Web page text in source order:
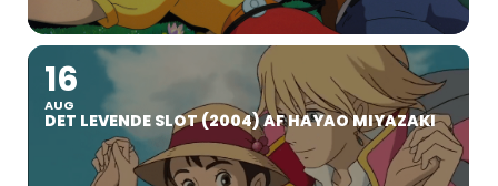
16
AUG
DET LEVENDE SLOT (2004) AF HAYAO MIYAZAKI